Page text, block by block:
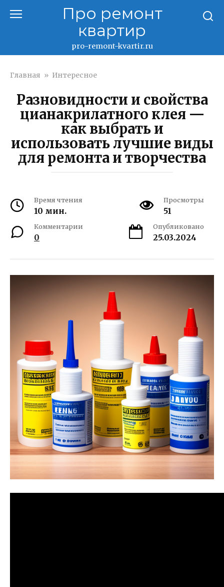
Про ремонт
квартир
pro-remont-kvartir.ru
Главная » Интересное
Разновидности и свойства
цианакрилатного клея —
как выбрать и
использовать лучшие виды
для ремонта и творчества
Время чтения
10 мин.
Просмотры
51
Комментарии
0
Опубликовано
25.03.2024